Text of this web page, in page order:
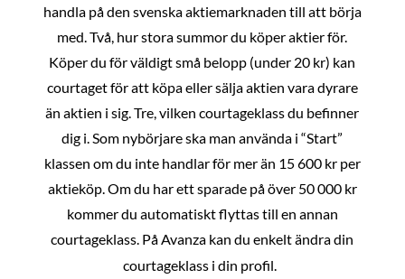
handla på den svenska aktiemarknaden till att börja
med. Två, hur stora summor du köper aktier för.
Köper du för väldigt små belopp (under 20 kr) kan
courtaget för att köpa eller sälja aktien vara dyrare
än aktien i sig. Tre, vilken courtageklass du befinner
dig i. Som nybörjare ska man använda i “Start”
klassen om du inte handlar för mer än 15 600 kr per
aktieköp. Om du har ett sparade på över 50 000 kr
kommer du automatiskt flyttas till en annan
courtageklass. På Avanza kan du enkelt ändra din
courtageklass i din profil.